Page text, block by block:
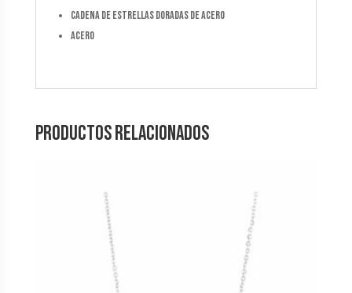
Cadena de estrellas doradas de acero
acero
Productos relacionados